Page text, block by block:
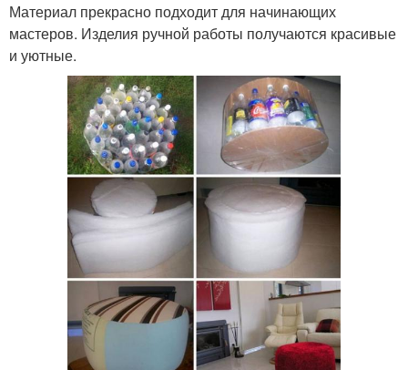
Материал прекрасно подходит для начинающих
мастеров. Изделия ручной работы получаются красивые
и уютные.